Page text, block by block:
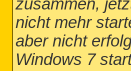
zusammen,
nicht mehr
aber nicht
Windows 7